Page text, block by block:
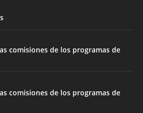
comisiones de los programas de
comisiones de los programas de